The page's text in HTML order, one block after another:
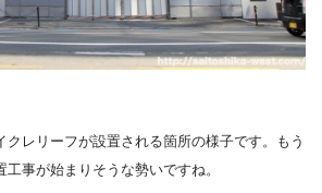
クレリーフが設置される箇所の様子です。もう
工事が始まりそうな勢いですね。